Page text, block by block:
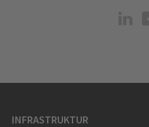
INFRASTRUKTUR